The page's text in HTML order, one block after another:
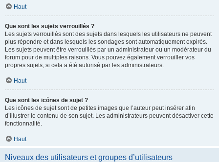
Haut
Que sont les sujets verrouillés ?
Les sujets verrouillés sont des sujets dans lesquels les utilisateurs ne peuvent
plus répondre et dans lesquels les sondages sont automatiquement expirés.
Les sujets peuvent être verrouillés par un administrateur ou un modérateur du
forum pour de multiples raisons. Vous pouvez également verrouiller vos
propres sujets, si cela a été autorisé par les administrateurs.
Haut
Que sont les icônes de sujet ?
Les icônes de sujet sont de petites images que l’auteur peut insérer afin
d’illustrer le contenu de son sujet. Les administrateurs peuvent désactiver cette
fonctionnalité.
Haut
Niveaux des utilisateurs et groupes d’utilisateurs